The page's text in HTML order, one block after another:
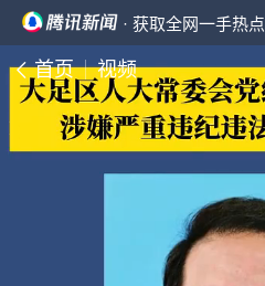
· 获取全网一手热点
首页 视频